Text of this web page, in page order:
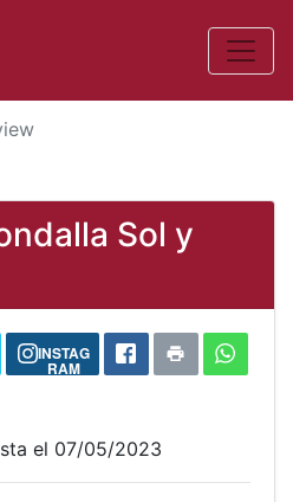
Sol y
INSTAG
RAM
el 07/05/2023